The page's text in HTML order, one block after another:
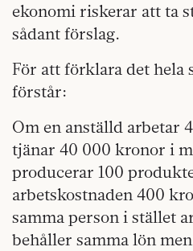
ekonomi riskerar att ta
sådant förslag.
För att förklara det hela
förstår:
Om en anställd arbetar
tjänar 40 000 kronor i
producerar 100
arbetskostnaden 400
samma person i stället
behåller samma lön